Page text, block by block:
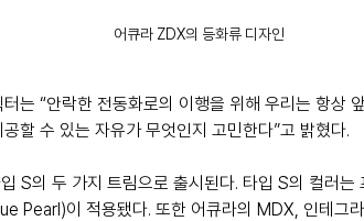
어큐라 ZDX의 등화류 디자인
는 “안락한 전동화로의 이행을 위해 우리는 항상
할 수 있는 자유가 무엇인지 고민한다”고 밝혔다.
S의 두 가지 트림으로 출시된다. 타입 S의 컬러는
Pearl)이 적용됐다. 또한 어큐라의 MDX, 인테그